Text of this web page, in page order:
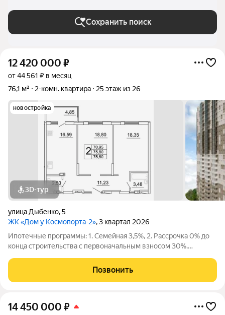
Сохранить поиск
12 420 000 ₽
от 44 561 ₽ в месяц
76,1 м²
2-комн. квартира 25 этаж из 26
новостройка
3D-тур
улица Дыбенко,5
ЖК «Дом у Космопорта-2», 3 квартал 2026
Ипотечные программы: 1. Семейная 3,5%, 2. Рассрочка 0% до
конца строительства с первоначальным взносом 30%.
комплексе «Дом у Космопорта 2»;. ЖК «Дом у Космопорта 2»
располагается в географическом
Позвонить
14 450 000 ₽